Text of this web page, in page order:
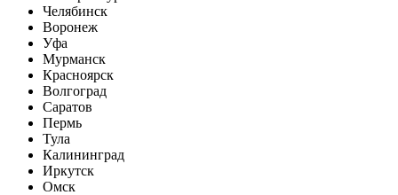
Челябинск
Воронеж
Уфа
Мурманск
Красноярск
Волгоград
Саратов
Пермь
Тула
Калининград
Иркутск
Омск